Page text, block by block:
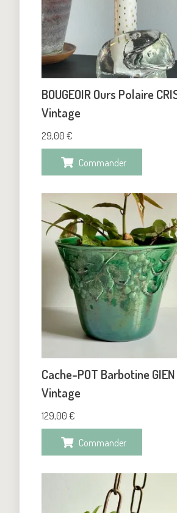
BOUGEOIR Ours Polaire
Vintage
29,00 €
Commander
Cache-POT Barbotine GIEN
Vintage
129,00 €
Commander